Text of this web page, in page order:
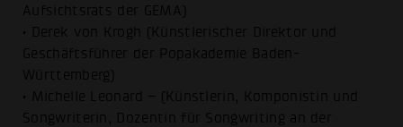
Aufsichtsrats der GEMA)
• Derek von Krogh (Künstlerischer Direktor und
Geschäftsführer der Popakademie Baden-
Württemberg)
• Michelle Leonard – (Künstlerin, Komponistin und
Songwriterin, Dozentin für Songwriting an der